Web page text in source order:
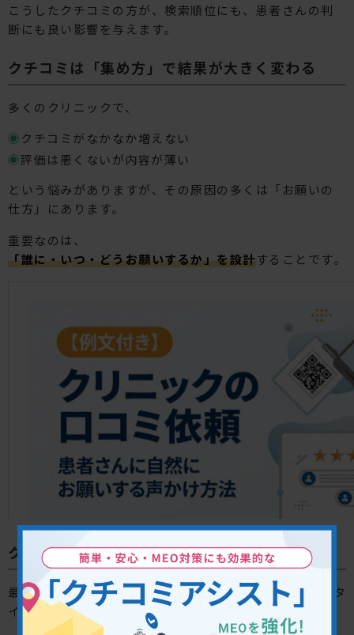
こうしたクチコミの方が、検索順位にも、患者さんの判
断にも良い影響を与えます。
クチコミは「集め方」で結果が大きく変わる
多くのクリニックで、
クチコミがなかなか増えない
評価は悪くないが内容が薄い
という悩みがありますが、その原因の多くは「お願いの
仕方」にあります。
重要なのは、
「誰に・いつ・どうお願いするか」を設計することです。
クチコミをお願いするベストなタイミング
最もクチコミを書いてもらいやすいのは、以下のようなタ
イミングです。